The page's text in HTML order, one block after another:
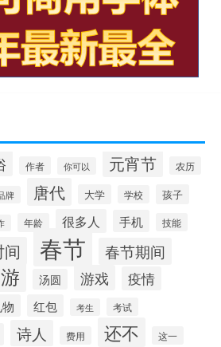
作者 你可以 元宵节 农历
牌 唐代 大学 学校 孩子
年龄 很多人 手机 技能
间 春节 春节期间
汤圆 游戏 疫情
红包 考生 考试
诗人 费用 还不 这一